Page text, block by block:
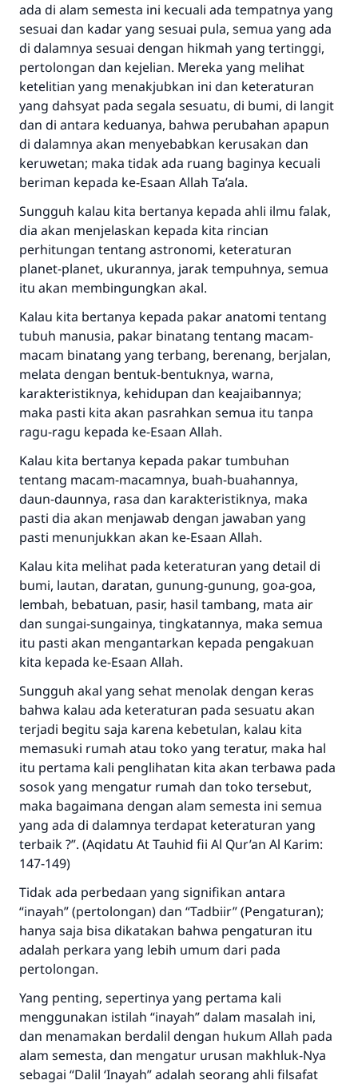
ada di alam semesta ini kecuali ada tempatnya yang
sesuai dan kadar yang sesuai pula, semua yang ada
di dalamnya sesuai dengan hikmah yang tertinggi,
pertolongan dan kejelian. Mereka yang melihat
ketelitian yang menakjubkan ini dan keteraturan
yang dahsyat pada segala sesuatu, di bumi, di langit
dan di antara keduanya, bahwa perubahan apapun
di dalamnya akan menyebabkan kerusakan dan
keruwetan; maka tidak ada ruang baginya kecuali
beriman kepada ke-Esaan Allah Ta’ala.
Sungguh kalau kita bertanya kepada ahli ilmu falak,
dia akan menjelaskan kepada kita rincian
perhitungan tentang astronomi, keteraturan
planet-planet, ukurannya, jarak tempuhnya, semua
itu akan membingungkan akal.
Kalau kita bertanya kepada pakar anatomi tentang
tubuh manusia, pakar binatang tentang macam-
macam binatang yang terbang, berenang, berjalan,
melata dengan bentuk-bentuknya, warna,
karakteristiknya, kehidupan dan keajaibannya;
maka pasti kita akan pasrahkan semua itu tanpa
ragu-ragu kepada ke-Esaan Allah.
Kalau kita bertanya kepada pakar tumbuhan
tentang macam-macamnya, buah-buahannya,
daun-daunnya, rasa dan karakteristiknya, maka
pasti dia akan menjawab dengan jawaban yang
pasti menunjukkan akan ke-Esaan Allah.
Kalau kita melihat pada keteraturan yang detail di
bumi, lautan, daratan, gunung-gunung, goa-goa,
lembah, bebatuan, pasir, hasil tambang, mata air
dan sungai-sungainya, tingkatannya, maka semua
itu pasti akan mengantarkan kepada pengakuan
kita kepada ke-Esaan Allah.
Sungguh akal yang sehat menolak dengan keras
bahwa kalau ada keteraturan pada sesuatu akan
terjadi begitu saja karena kebetulan, kalau kita
memasuki rumah atau toko yang teratur, maka hal
itu pertama kali penglihatan kita akan terbawa pada
sosok yang mengatur rumah dan toko tersebut,
maka bagaimana dengan alam semesta ini semua
yang ada di dalamnya terdapat keteraturan yang
terbaik ?”. (Aqidatu At Tauhid fii Al Qur’an Al Karim:
147-149)
Tidak ada perbedaan yang signifikan antara
“inayah” (pertolongan) dan “Tadbiir” (Pengaturan);
hanya saja bisa dikatakan bahwa pengaturan itu
adalah perkara yang lebih umum dari pada
pertolongan.
Yang penting, sepertinya yang pertama kali
menggunakan istilah “inayah” dalam masalah ini,
dan menamakan berdalil dengan hukum Allah pada
alam semesta, dan mengatur urusan makhluk-Nya
sebagai “Dalil ‘Inayah” adalah seorang ahli filsafat